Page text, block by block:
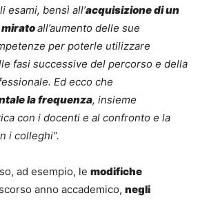
esami, bensì all’acquisizione di un
miratoall’aumento delle sue
per poterle utilizzare
fasi successive del percorso e della
Ed ecco che
la frequenza, insieme
con i docenti e al confronto e la
i colleghi”.
ad esempio, le modifiche
anno accademico, negli